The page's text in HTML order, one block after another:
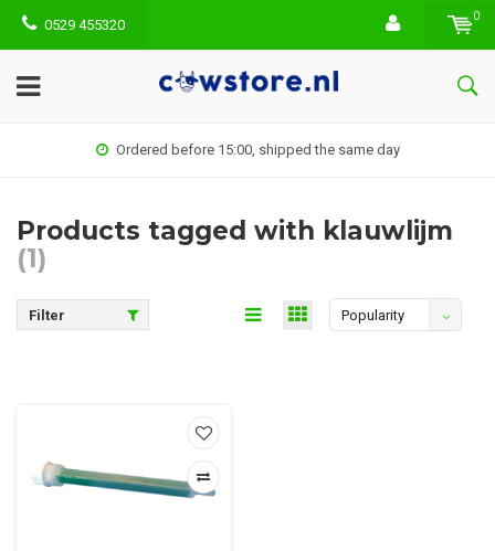
0529 455320
0
Ordered before 15:00, shipped the same day
Products tagged with klauwlijm
(1)
Filter Popularity